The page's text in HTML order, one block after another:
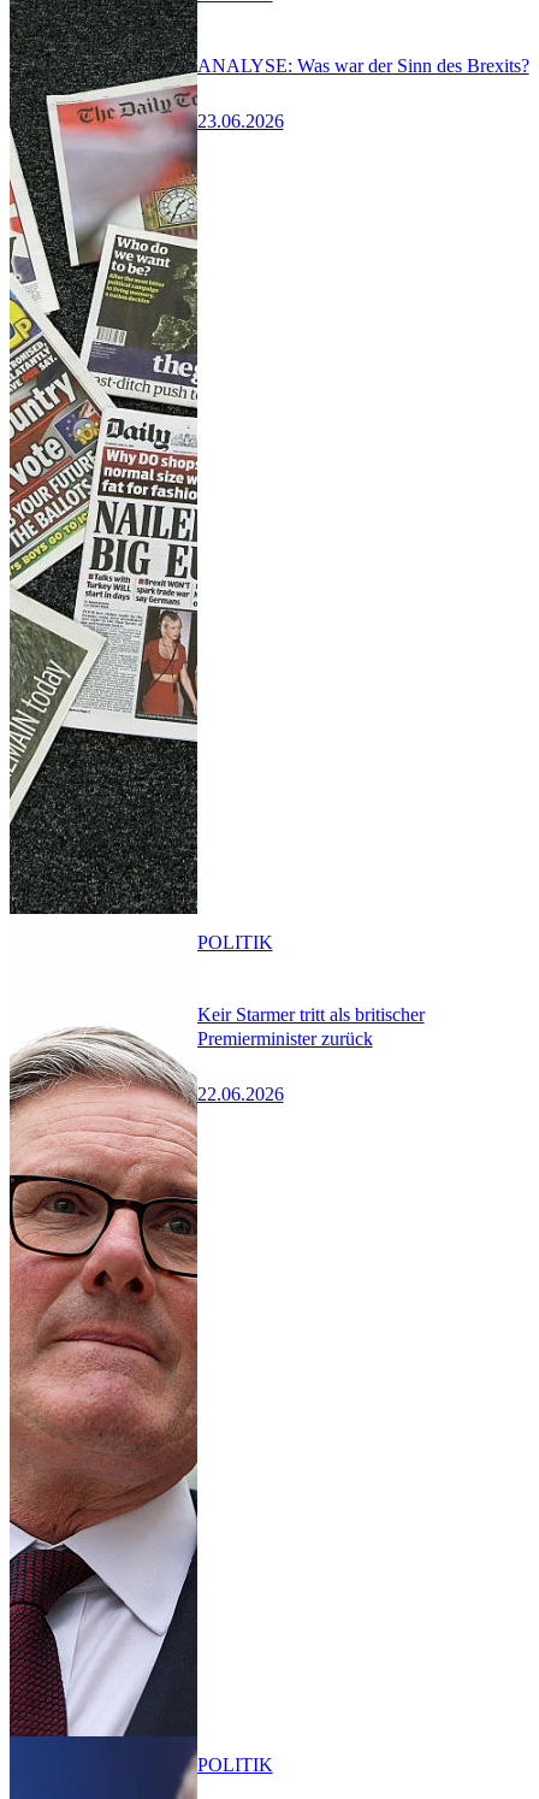
ANALYSE: Was war der Sinn des Brexits?
23.06.2026
Keir Starmer tritt als britischer
Premierminister zurück
22.06.2026
POLITIK
POLITIK